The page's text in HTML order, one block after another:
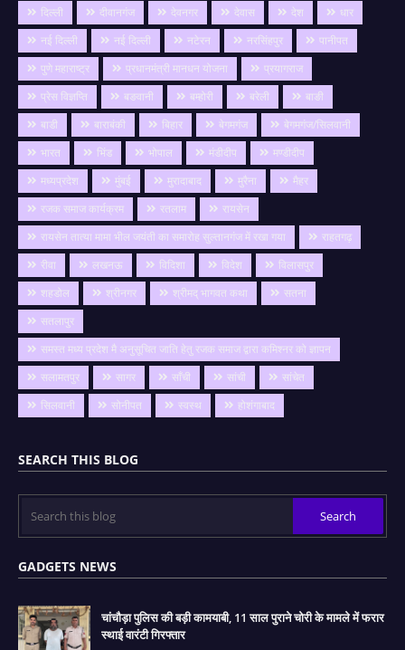
दिल्ली
दीवानगंज देवनगर देवास देश
धार
नई दिल्ली
नई दिल्ली नटेरन नरसिंहपुर
पानीपत
पुणे महाराष्ट्र
प्रधानमंत्री मानधन योजना
प्रयागराज
प्रेस विज्ञप्ति
बङवानी बम्होरी बरेली
बाङी
बाडी
बाराबंकी बिहार बेगमगंज
बेगमगंज/सिलवानी
भारत
भिंड भोपाल मंडीदीप
मण्डीदीप
मध्यप्रदेश
मुंबई मुरादाबाद मुरैना
मैहर
रजक समाज कार्यक्रम
रतलाम
रायसेन
रायसेन तात्या मामा भील जयंती का समारोह सुल्तानगंज में रखा गया
राहतगढ़
रीवा
लखनऊ विदिशा विदेश
विलासपुर
शहडोल
श्रीनगर श्रीमद् भागवत कथा
सतना
सतलापुर
समस्त मध्य प्रदेश मै अनुसूचित जाति हेतु रजक समाज द्वारा कमिश्नर को ज्ञापन
सलामतपुर
सागर साँची सांची
सांचेत
सिलवानी
सोनीपत स्वस्थ होशंगाबाद
SEARCH THIS BLOG
GADGETS NEWS
चांचौड़ा पुलिस की बड़ी कामयाबी, 11 साल पुराने चोरी के मामले में फरार
स्थाई वारंटी गिरफ्तार